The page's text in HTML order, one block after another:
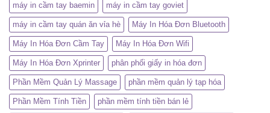
máy in cầm tay baemin máy in cầm tay goviet
máy in cầm tay quán ăn vỉa hè Máy In Hóa Đơn Bluetooth
Máy In Hóa Đơn Cầm Tay Máy In Hóa Đơn Wifi
Máy In Hóa Đơn Xprinter phân phối giấy in hóa đơn
Phần Mềm Quản Lý Massage phần mềm quản lý tạp hóa
Phần Mềm Tính Tiền phần mềm tính tiền bán lẻ